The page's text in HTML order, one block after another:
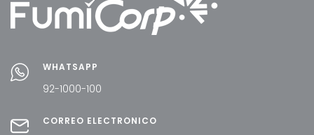
WHATSAPP
92-1000-100
CORREO ELECTRÓNICO